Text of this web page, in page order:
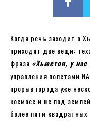
Когда речь заходит о
приходят две вещи:
фраза «Хьюстон, у
управления полетами
прорыв города уже
космосе и не под
более пяти квадратных